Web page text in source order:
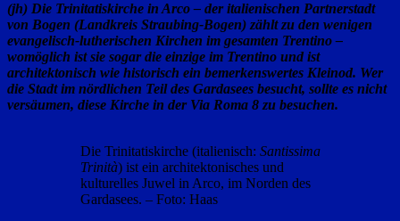
(jh) Die Trinitatiskirche in Arco – der italienischen Partnerstadt
von Bogen (Landkreis Straubing-Bogen) zählt zu den wenigen
evangelisch‑lutherischen Kirchen im gesamten Trentino –
womöglich ist sie sogar die einzige im Trentino und ist
architektonisch wie historisch ein bemerkenswertes Kleinod. Wer
die Stadt im nördlichen Teil des Gardasees besucht, sollte es nicht
versäumen, diese Kirche in der Via Roma 8 zu besuchen.
Die Trinitatiskirche (italienisch: Santissima
Trinità) ist ein architektonisches und
kulturelles Juwel in Arco, im Norden des
Gardasees. – Foto: Haas